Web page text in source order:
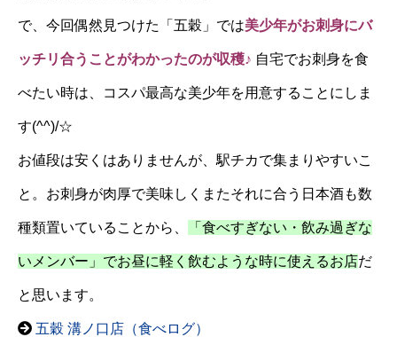
で、今回偶然見つけた「五穀」では美少年がお刺身にバ
ッチリ合うことがわかったのが収穫♪ 自宅でお刺身を食
べたい時は、コスパ最高な美少年を用意することにしま
す(^^)/☆
お値段は安くはありませんが、駅チカで集まりやすいこ
と。お刺身が肉厚で美味しくまたそれに合う日本酒も数
種類置いていることから、 「食べすぎない・飲み過ぎな
いメンバー」でお昼に軽く飲むような時に使えるお店だ
と思います。
五穀 溝ノ口店（食べログ）